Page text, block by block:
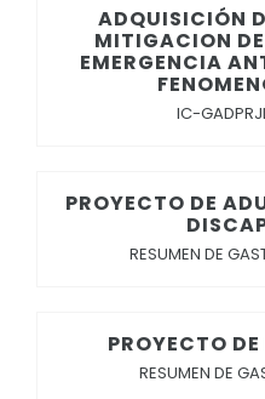
ADQUISICIÓN
MITIGACION
EMERGENCIA
IC-
PROYECTO DE
RESUMEN DE
PROYECTO
RESUMEN DE